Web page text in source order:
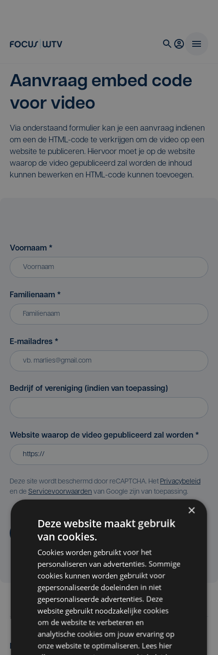
Aanvraag embed code
voor video
Via onderstaand formulier kan je een aanvraag indienen
om een de HTML-code te verkrijgen om de video op een
website te publiceren. Hiervoor moet je op de website
waarop de video gepubliceerd zal worden de inhoud
kunnen bewerken en HTML-code kunnen toevoegen.
Voornaam *
Familienaam *
E-mailadres *
Bedrijf of vereniging (indien van toepassing)
Website waarop de video gepubliceerd zal worden *
Deze site wordt beschermd door reCAPTCHA. Het Privacybeleid
en de Servicevoorwaarden van Google zijn van toepassing.
Aanvragen
Maak zelf het nieuws
×
Deze website maakt gebruik
van cookies.
Cookies worden gebruikt voor het
personaliseren van advertenties. Sommige
cookies kunnen worden gebruikt voor
gepersonaliseerde doeleinden in niet
gepersonaliseerde advertenties. Deze
website gebruikt noodzakelijke cookies
om de website te verbeteren en
analytische cookies om jouw ervaring op
onze website te optimaliseren. Lees hier